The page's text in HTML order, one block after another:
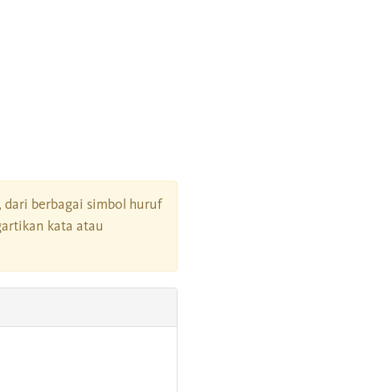
dari berbagai simbol huruf
kata atau